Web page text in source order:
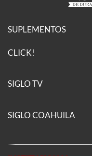
SUPLEMENTOS
CLICK!
SIGLO TV
SIGLO COAHUILA